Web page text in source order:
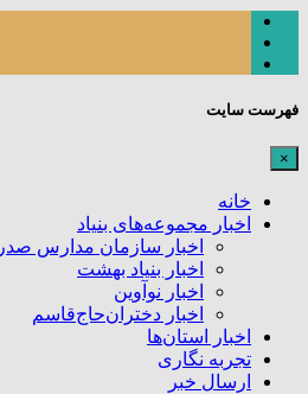
فهرست سایت
×
خانه
اخبار مجموعه‌های بنیاد
اخبار سازمان مدارس صدرا
اخبار بنیاد بهشت
اخبار نوآوین
اخبار دختران‌حاج‌قاسم
اخبار استان‌ها
تجربه نگاری
ارسال خبر